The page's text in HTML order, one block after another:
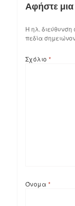
Αφήστε
Η ηλ. διεύθυνση
πεδία
Σχόλιο *
Όνομα *